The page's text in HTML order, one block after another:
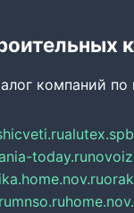
компаний по
today.ru
mnso.ru